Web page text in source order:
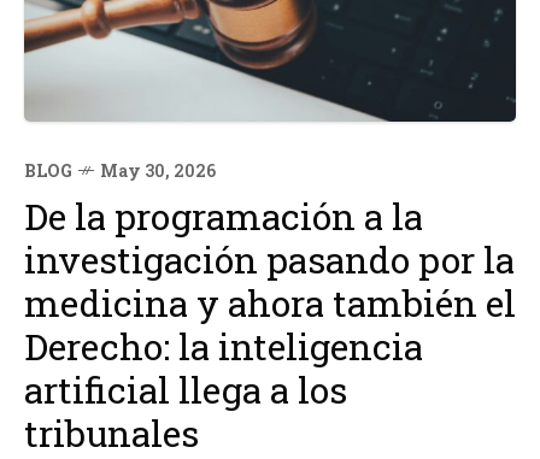
BLOG May 30, 2026
De la programación a la
investigación pasando por la
medicina y ahora también el
Derecho: la inteligencia
artificial llega a los
tribunales